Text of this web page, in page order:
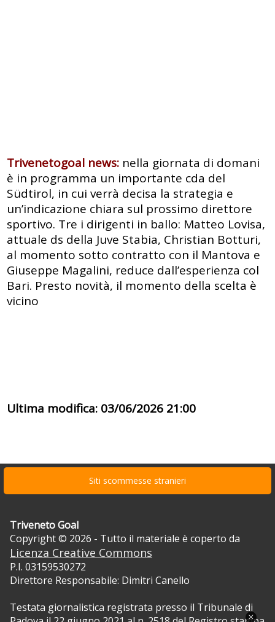
Trivenetogoal news: nella giornata di domani
è in programma un importante cda del
Südtirol, in cui verrà decisa la strategia e
un’indicazione chiara sul prossimo direttore
sportivo. Tre i dirigenti in ballo: Matteo Lovisa,
attuale ds della Juve Stabia, Christian Botturi,
al momento sotto contratto con il Mantova e
Giuseppe Magalini, reduce dall’esperienza col
Bari. Presto novità, il momento della scelta è
vicino
Ultima modifica: 03/06/2026 21:00
Siti scommesse stranieri
Triveneto Goal
Copyright © 2026 - Tutto il materiale è coperto da
Licenza Creative Commons
P.I. 03159530272
Direttore Responsabile: Dimitri Canello
Testata giornalistica registrata presso il Tribunale di